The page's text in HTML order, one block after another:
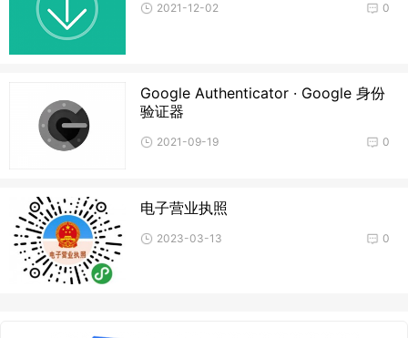
0
2021-12-02
Google Authenticator · Google 身份
验证器
0
2021-09-19
电子营业执照
0
2023-03-13